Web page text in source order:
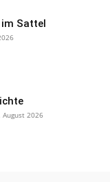
Sattel
August 2026